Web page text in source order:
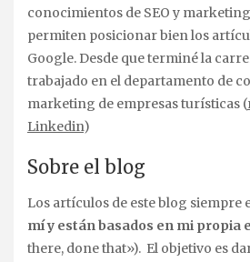
conocimientos de SEO y
permiten posicionar bien los
Google. Desde que terminé la
trabajado en el departamento de
marketing de empresas turísticas (
Linkedin)
Sobre el blog
Los artículos de este blog siempre
mí y están basados en mi propia
there, done that»). El objetivo es